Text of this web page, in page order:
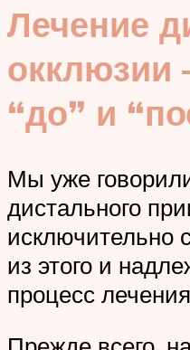
Лечение
окклюзии
“до” и
Мы уже
дистального
исключительно
из этого и
процесс